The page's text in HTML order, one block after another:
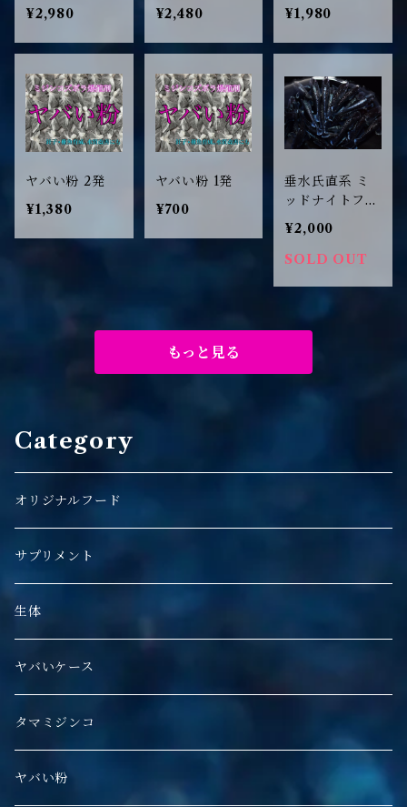
¥2,980
¥2,480
¥1,980
ヤバい粉 2発
¥1,380
ヤバい粉 1発
¥700
垂水氏直系 ミ
ッドナイトフリ
ルラメタイプ 1
ペア
¥2,000
SOLD OUT
もっと見る
Category
オリジナルフード
サプリメント
生体
ヤバいケース
タマミジンコ
ヤバい粉